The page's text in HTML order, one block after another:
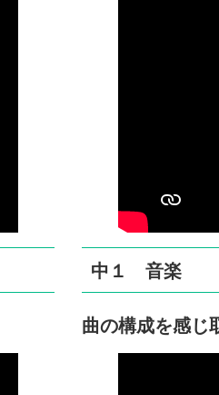
中１ 音楽
曲の構成を感じ